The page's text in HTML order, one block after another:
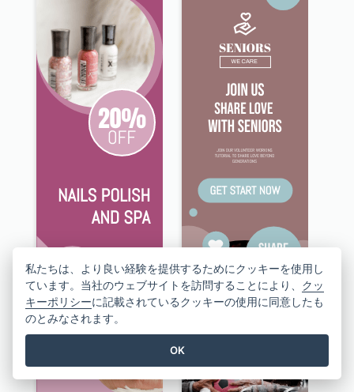
私たちは、より良い経験を提供するためにクッキーを使用し
ています。当社のウェブサイトを訪問することにより、 クッ
キーポリシーに記載されているクッキーの使用に同意したも
のとみなされます。
OK